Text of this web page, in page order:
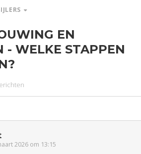
Studie
Lijf & Lijn
EN
- WELKE STAPPEN
2026 om 13:15